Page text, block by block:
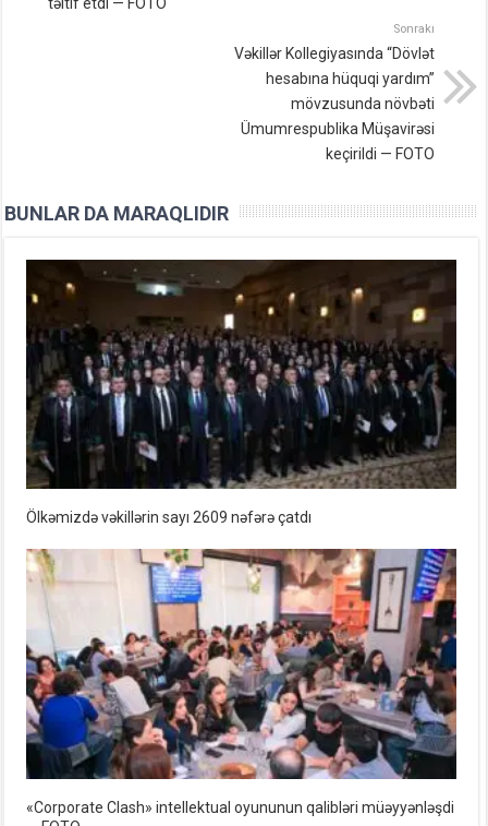
Sonrakı
Vəkillər Kollegiyasında “Dövlət
hesabına hüquqi yardım”
mövzusunda növbəti
Ümumrespublika Müşavirəsi
keçirildi — FOTO
BUNLAR DA MARAQLIDIR
Ölkəmizdə vəkillərin sayı 2609 nəfərə çatdı
«Corporate Clash» intellektual oyununun qalibləri müəyyənləşdi